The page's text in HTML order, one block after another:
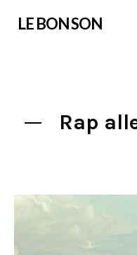
LE BON SON
Rap